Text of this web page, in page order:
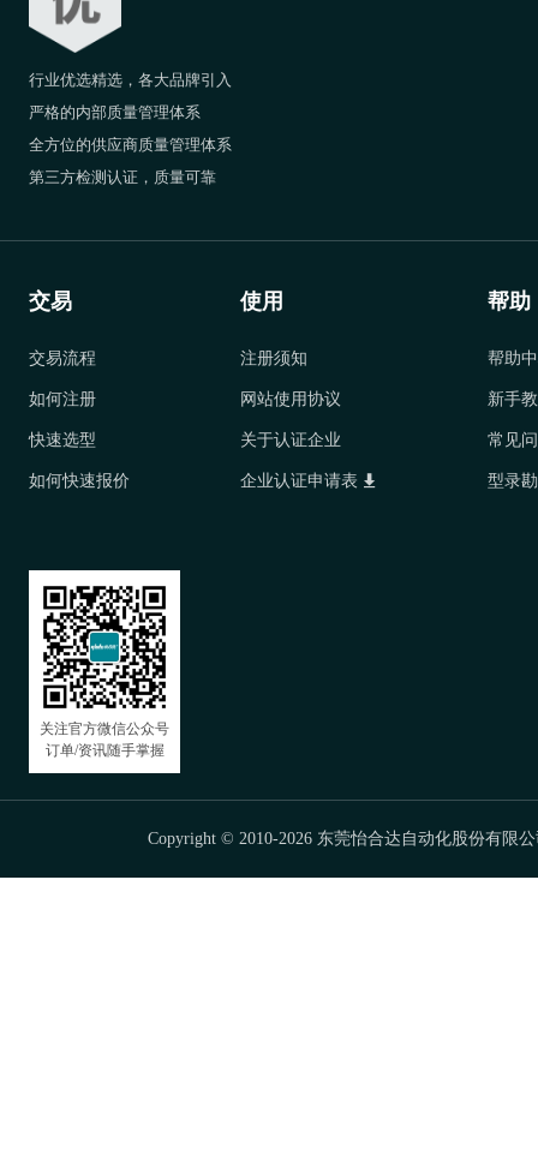
行业优选精选，各大品牌引入
严格的内部质量管理体系
全方位的供应商质量管理体系
第三方检测认证，质量可靠
交易
交易流程
如何注册
快速选型
如何快速报价
使用
注册须知
网站使用协议
关于认证企业
企业认证申请表
帮助
帮助
新手
常见
型录
关注官方微信公众号
订单/资讯随手掌握
Copyright © 2010-2026 东莞怡合达自动化股份有限